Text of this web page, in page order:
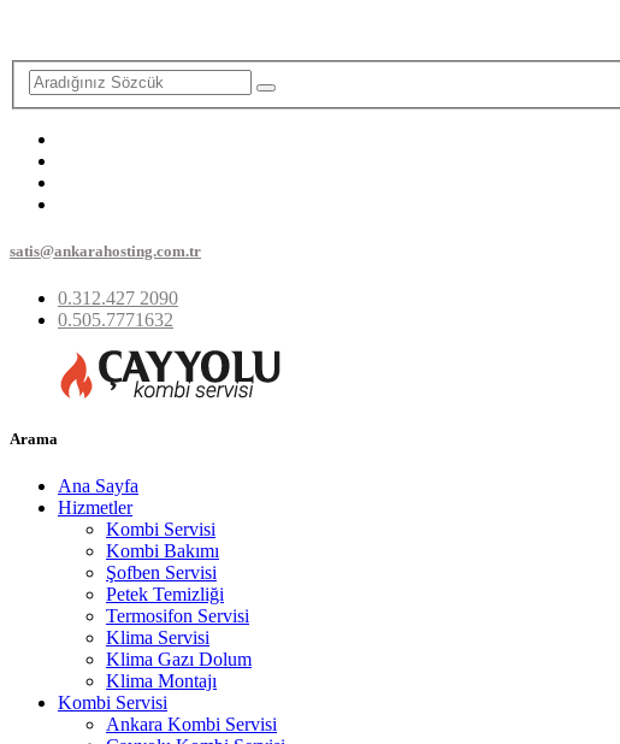
satis@ankarahosting.com.tr
0.312.427 2090
0.505.7771632
Arama
Ana Sayfa
Hizmetler
Kombi Servisi
Kombi Bakımı
Şofben Servisi
Petek Temizliği
Termosifon Servisi
Klima Servisi
Klima Gazı Dolum
Klima Montajı
Kombi Servisi
Ankara Kombi Servisi